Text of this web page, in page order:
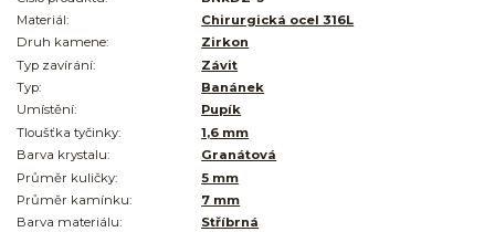
Materiál:
Chirurgická ocel 316L
Druh kamene:
Zirkon
Typ zavírání:
Závit
Typ:
Banánek
Umístění:
Pupík
Tloušťka tyčinky:
1,6 mm
Barva krystalu:
Granátová
Průměr kuličky:
5 mm
Průměr kamínku:
7 mm
Barva materiálu:
Stříbrná